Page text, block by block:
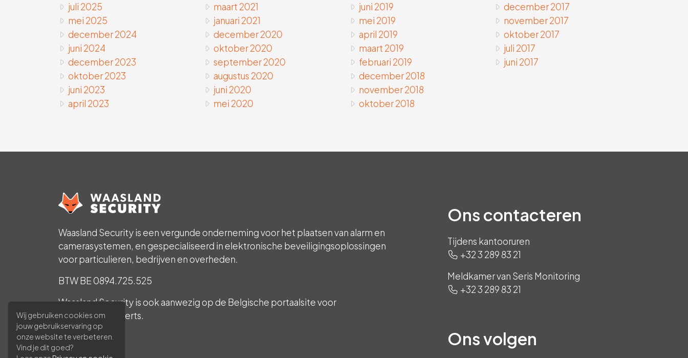
juli 2025
mei 2025
december 2024
juni 2024
december 2023
oktober 2023
juni 2023
april 2023
maart 2021
januari 2021
december 2020
oktober 2020
september 2020
augustus 2020
juni 2020
mei 2020
juni 2019
mei 2019
april 2019
maart 2019
februari 2019
december 2018
november 2018
oktober 2018
december 2017
november 2017
oktober 2017
juli 2017
juni 2017
Waasland Security is een vergunde onderneming voor het plaatsen van alarm en
camerasystemen, en gespecialiseerd in elektronische beveiligingsoplossingen
voor particulieren, bedrijven en overheden.
BTW BE 0894.725.525
Waasland Security is ook aanwezig op de Belgische portaalsite voor
beveiligingsexperts.
INCERT B-1785
Ons contacteren
Tijdens kantooruren
+32 3 289 83 21
Meldkamer van Seris Monitoring
+32 3 289 83 21
Ons volgen
Wij gebruiken cookies om
jouw gebruikservaring op
onze website te verbeteren.
Vind je dit goed?